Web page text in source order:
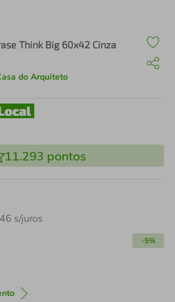
Think Big 60x42 Cinza
do Arquiteto
11.293 pontos
46 s/juros
-5%